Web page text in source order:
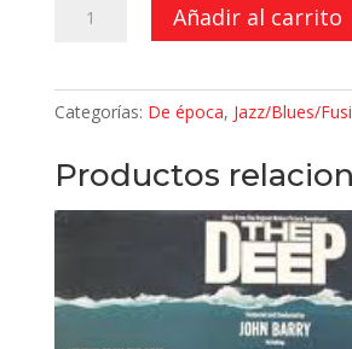
Delight
cantidad
Añadir al carrito
Categorías: De época, Jazz/Blues/
Productos